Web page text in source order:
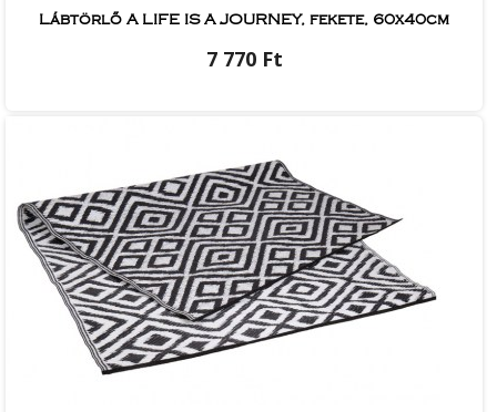
Lábtörlő A LIFE IS A JOURNEY, fekete, 60x40cm
7 770 Ft